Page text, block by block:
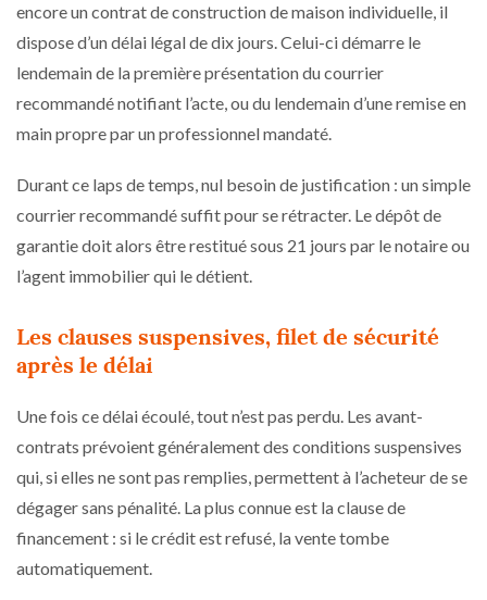
encore un contrat de construction de maison individuelle, il
dispose d’un délai légal de dix jours. Celui-ci démarre le
lendemain de la première présentation du courrier
recommandé notifiant l’acte, ou du lendemain d’une remise en
main propre par un professionnel mandaté.
Durant ce laps de temps, nul besoin de justification : un simple
courrier recommandé suffit pour se rétracter. Le dépôt de
garantie doit alors être restitué sous 21 jours par le notaire ou
l’agent immobilier qui le détient.
Les clauses suspensives, filet de sécurité
après le délai
Une fois ce délai écoulé, tout n’est pas perdu. Les avant-
contrats prévoient généralement des conditions suspensives
qui, si elles ne sont pas remplies, permettent à l’acheteur de se
dégager sans pénalité. La plus connue est la clause de
financement : si le crédit est refusé, la vente tombe
automatiquement.